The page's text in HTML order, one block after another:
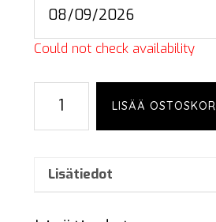
Could not check availability
100,
määrä
LISÄÄ
Lisätiedot